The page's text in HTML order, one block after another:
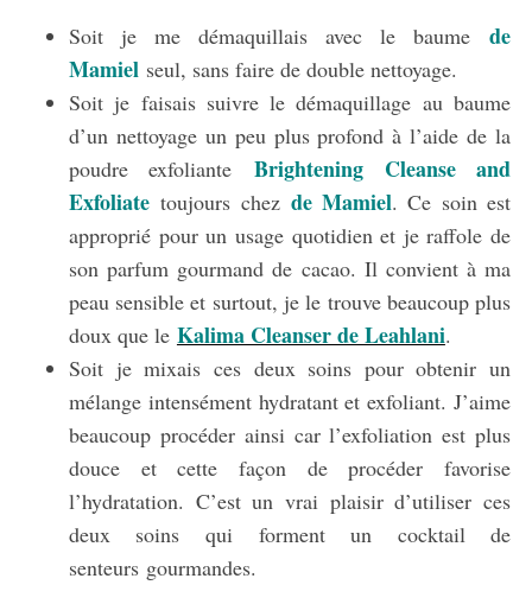
Soit je me démaquillais avec le baumede
Mamielseul, sans faire de double nettoyage.
Soit je faisais suivre le démaquillage au baume
d’un nettoyage un peu plus profond à l’aide de la
poudre exfoliante Brightening Cleanse and
Exfoliatetoujours chez de Mamiel. Ce soin est
approprié pour un usage quotidien et je raffole de
son parfum gourmand de cacao. Il convient à ma
peau sensible et surtout, je le trouve beaucoup plus
doux que le Kalima Cleanser de Leahlani.
Soit je mixais ces deux soins pour obtenir un
mélange intensément hydratant et exfoliant. J’aime
beaucoup procéder ainsi car l’exfoliation est plus
douce et cette façon de procéder favorise
l’hydratation. C’est un vrai plaisir d’utiliser ces
deux soins qui forment un cocktail de
senteurs gourmandes.